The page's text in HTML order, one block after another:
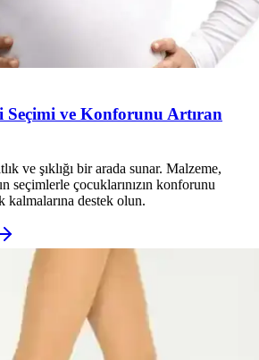
Seçimi ve Konforunu Artıran
ve şıklığı bir arada sunar. Malzeme,
seçimlerle çocuklarınızın konforunu
kalmalarına destek olun.